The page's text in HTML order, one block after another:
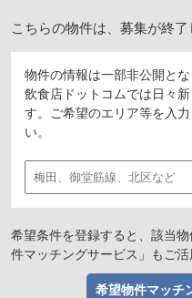
こちらの物件は、募集が終了
物件の情報は一部非公開とな
飲食店ドットコムでは日々
す。ご希望のエリア等を入
い。
希望条件を登録すると、該当
件マッチングサービス」もご活
希望物件マッチ